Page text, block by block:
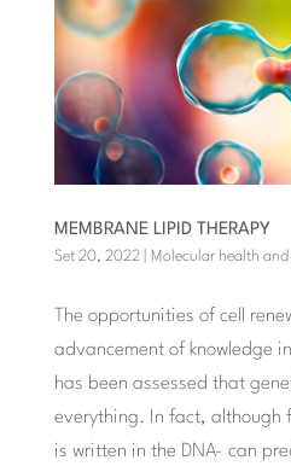
MEMBRANE LIPID THERAPY
Set 20, 2022| Molecular health
The opportunities of cell
advancement of knowledge
has been assessed that
everything. In fact,
is written in the DNA- can